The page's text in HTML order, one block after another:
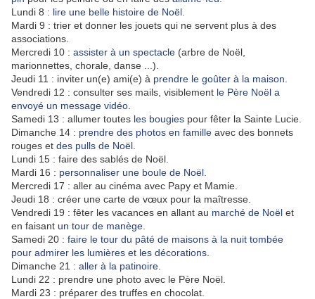
Lundi 8 : lire une belle histoire de Noël.
Mardi 9 : trier et donner les jouets qui ne servent plus à des
associations.
Mercredi 10 : assister à un spectacle (arbre de Noël,
marionnettes, chorale, danse ...).
Jeudi 11 : inviter un(e) ami(e) à prendre le goûter à la maison
Vendredi 12 : consulter ses mails, visiblement le Père Noël a
envoyé un message vidéo
Samedi 13 : allumer toutes les bougies pour fêter la Sainte Lucie.
Dimanche 14 : prendre des photos en famille avec des bonnets
rouges et des pulls de Noël
Lundi 15 : faire des sablés de Noël.
Mardi 16 : personnaliser une boule de Noël.
Mercredi 17 : aller au cinéma avec Papy et Mamie.
Jeudi 18 : créer une carte de vœux pour la maîtresse.
Vendredi 19 : fêter les vacances en allant au marché de Noël et
en faisant un tour de manège
Samedi 20 : faire le tour du pâté de maisons à la nuit tombée
pour admirer les lumières et les décorations
Dimanche 21 : aller à la patinoire
Lundi 22 : prendre une photo avec le Père Noël.
Mardi 23 : préparer des truffes en chocolat.